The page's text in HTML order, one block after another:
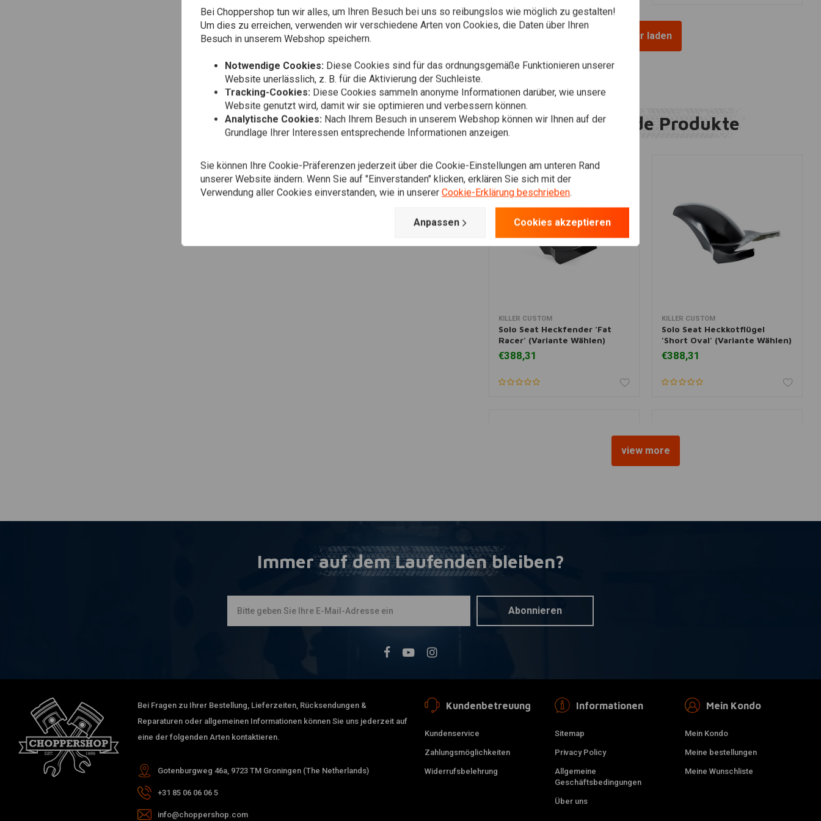
Mehr laden
Ergänzende Produkte
Zum Warenkorb hinzufügen
KILLER CUSTOM
Solo Seat Heckfender 'Fat
Racer' (Variante Wählen)
€388,31
Zum Warenkorb hinzufügen
KILLER CUSTOM
Solo Seat Heckkotflügel
'Short Oval' (Variante Wählen)
€388,31
Satteltaschen
€583,68
view more
Immer auf dem Laufenden bleiben?
Abonnieren
Bei Fragen zu Ihrer Bestellung, Lieferzeiten, Rücksendungen &
Reparaturen oder allgemeinen Informationen können Sie uns jederzeit auf
eine der folgenden Arten kontaktieren.
Gotenburgweg 46a, 9723 TM Groningen (The Netherlands)
+31 85 06 06 06 5
info@choppershop.com
Kundenbetreuung
Kundenservice
Zahlungsmöglichkeiten
Widerrufsbelehrung
Informationen
Sitemap
Privacy Policy
Allgemeine
Geschäftsbedingungen
Über uns
Mein Kondo
Mein Kondo
Meine bestellungen
Meine Wunschliste
Bei Choppershop tun wir alles, um Ihren Besuch bei uns so reibungslos wie möglich zu gestalten!
Um dies zu erreichen, verwenden wir verschiedene Arten von Cookies, die Daten über Ihren
Besuch in unserem Webshop speichern.
Notwendige Cookies: Diese Cookies sind für das ordnungsgemäße Funktionieren unserer
Website unerlässlich, z. B. für die Aktivierung der Suchleiste.
Tracking-Cookies: Diese Cookies sammeln anonyme Informationen darüber, wie unsere
Website genutzt wird, damit wir sie optimieren und verbessern können.
Analytische Cookies: Nach Ihrem Besuch in unserem Webshop können wir Ihnen auf der
Grundlage Ihrer Interessen entsprechende Informationen anzeigen.
Sie können Ihre Cookie-Präferenzen jederzeit über die Cookie-Einstellungen am unteren Rand
unserer Website ändern. Wenn Sie auf "Einverstanden" klicken, erklären Sie sich mit der
Verwendung aller Cookies einverstanden, wie in unserer Cookie-Erklärung beschrieben.
Anpassen Cookies akzeptieren